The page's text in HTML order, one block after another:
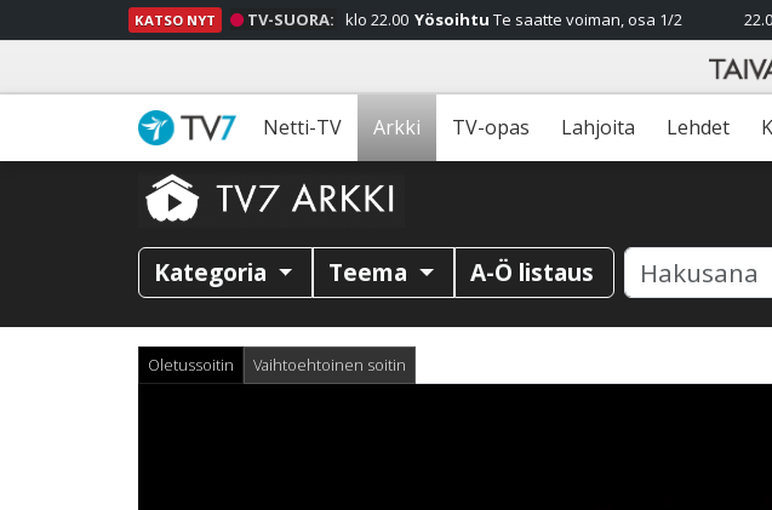
KATSO NYT TV-SUORA: klo 22.00 Yösoihtu Te saatte voiman, osa 1/2
Netti-TV Arkki TV-opas Lahjoita Lehdet
Kategoria Teema A-Ö listaus
Oletussoitin Vaihtoehtoinen soitin